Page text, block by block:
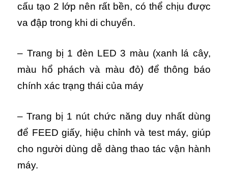
cấu tạo 2 lớp nên rất bền, có thể chịu được
va đập trong khi di chuyển.
– Trang bị 1 đèn LED 3 màu (xanh lá cây,
màu hổ phách và màu đỏ) để thông báo
chính xác trạng thái của máy
– Trang bị 1 nút chức năng duy nhất dùng
để FEED giấy, hiệu chỉnh và test máy, giúp
cho người dùng dễ dàng thao tác vận hành
máy.